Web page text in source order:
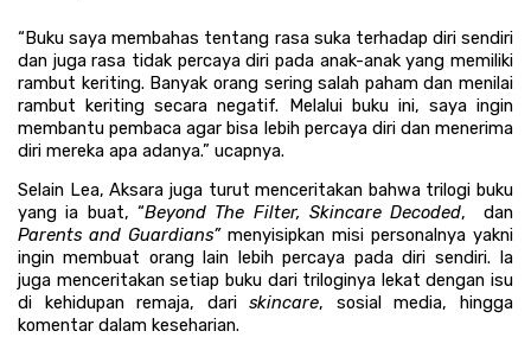
“Buku saya membahas tentang rasa suka terhadap diri sendiri
dan juga rasa tidak percaya diri pada anak-anak yang memiliki
rambut keriting. Banyak orang sering salah paham dan menilai
rambut keriting secara negatif. Melalui buku ini, saya ingin
membantu pembaca agar bisa lebih percaya diri dan menerima
diri mereka apa adanya.” ucapnya.
Selain Lea, Aksara juga turut menceritakan bahwa trilogi buku
yang ia buat, “Beyond The Filter, Skincare Decoded,  dan
Parents and Guardians” menyisipkan misi personalnya yakni
ingin membuat orang lain lebih percaya pada diri sendiri. Ia
juga menceritakan setiap buku dari triloginya lekat dengan isu
di kehidupan remaja, dari skincare, sosial media, hingga
komentar dalam keseharian.